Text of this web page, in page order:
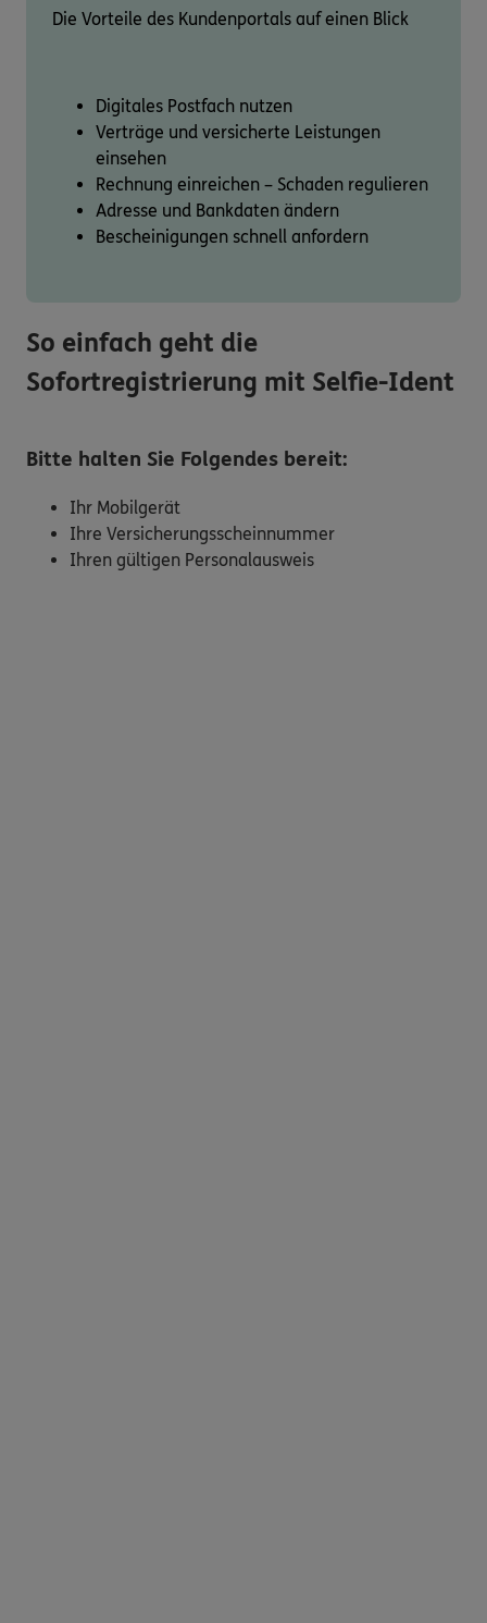
Die Vorteile des Kundenportals auf einen Blick
Digitales Postfach nutzen
Verträge und versicherte Leistungen
einsehen
Rechnung einreichen – Schaden regulieren
Adresse und Bankdaten ändern
Bescheinigungen schnell anfordern
So einfach geht die
Sofortregistrierung mit Selfie-Ident
Bitte halten Sie Folgendes bereit:
Ihr Mobilgerät
Ihre Versicherungsscheinnummer
Ihren gültigen Personalausweis